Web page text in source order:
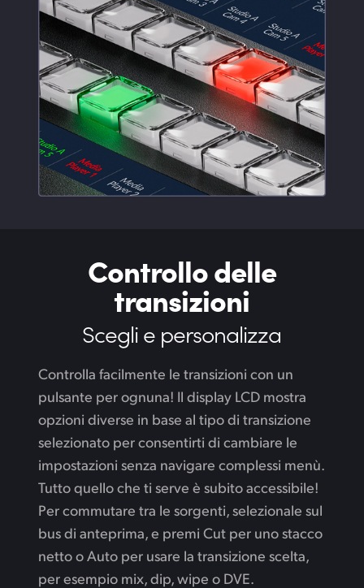
Controllodelle
transizioni
Scegli e personalizza
Controlla facilmente le transizioni con un
pulsante per ognuna! Il display LCD mostra
opzioni diverse in base al tipo di transizione
selezionato per consentirti di cambiare le
impostazioni senza navigare complessi menù.
Tutto quello che ti serve è subito accessibile!
Per commutare tra le sorgenti, selezionale sul
bus di anteprima, e premi Cut per uno stacco
netto o Auto per usare la transizione scelta,
per esempio mix, dip, wipe o DVE.